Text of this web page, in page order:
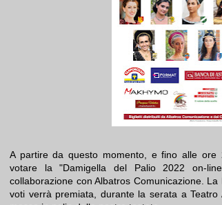
A partire da questo momento, e fino alle
votare la "Damigella del Palio 2022 on-
collaborazione con Albatros Comunicazione.
voti verrà premiata, durante la serata a